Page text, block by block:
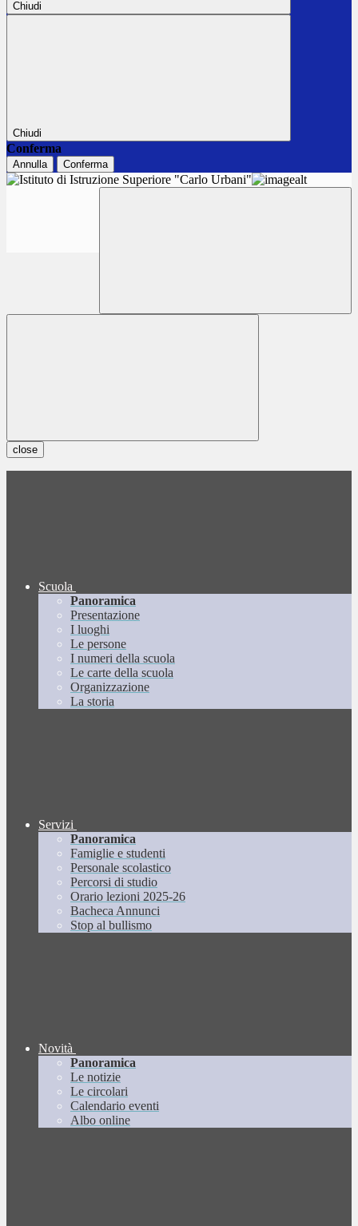
Chiudi
Chiudi
Conferma
Annulla Conferma
close
Scuola
Panoramica
Presentazione
I luoghi
Le persone
I numeri della scuola
Le carte della scuola
Organizzazione
La storia
Servizi
Panoramica
Famiglie e studenti
Personale scolastico
Percorsi di studio
Orario lezioni 2025-26
Bacheca Annunci
Stop al bullismo
Novità
Panoramica
Le notizie
Le circolari
Calendario eventi
Albo online